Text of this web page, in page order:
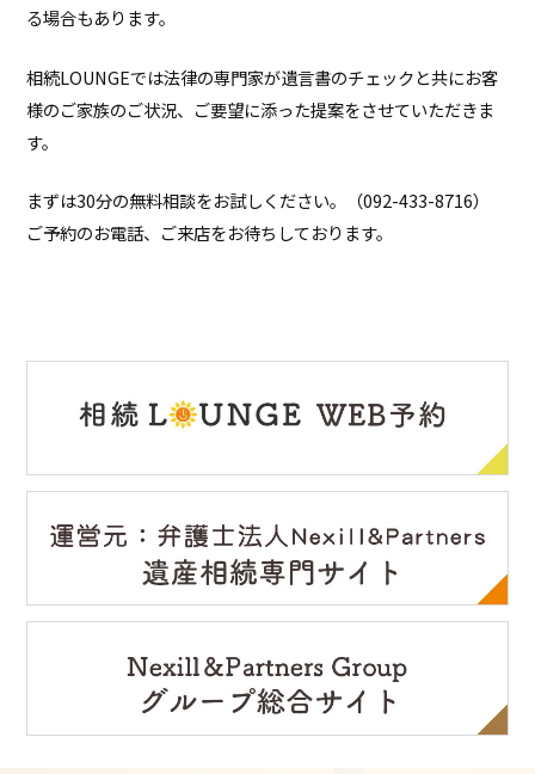
る場合もあります。
相続LOUNGEでは法律の専門家が遺言書のチェックと共にお客
様のご家族のご状況、ご要望に添った提案をさせていただきま
す。
まずは30分の無料相談をお試しください。（092-433-8716）
ご予約のお電話、ご来店をお待ちしております。